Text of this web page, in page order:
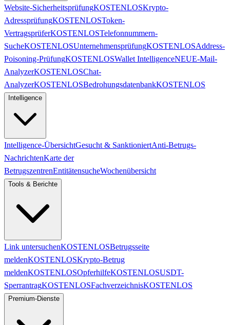
Website-SicherheitsprüfungKOSTENLOSKrypto-
AdressprüfungKOSTENLOSToken-
VertragsprüferKOSTENLOSTelefonnummern-
SucheKOSTENLOSUnternehmensprüfungKOSTENLOSAddress-
Poisoning-PrüfungKOSTENLOSWallet IntelligenceNEUE-Mail-
AnalyzerKOSTENLOSChat-
AnalyzerKOSTENLOSBedrohungsdatenbankKOSTENLOS
Intelligence
Intelligence-ÜbersichtGesucht & SanktioniertAnti-Betrugs-
NachrichtenKarte der
BetrugszentrenEntitätensucheWochenübersicht
Tools & Berichte
Link untersuchenKOSTENLOSBetrugsseite
meldenKOSTENLOSKrypto-Betrug
meldenKOSTENLOSOpferhilfeKOSTENLOSUSDT-
SperrantragKOSTENLOSFachverzeichnisKOSTENLOS
Premium-Dienste